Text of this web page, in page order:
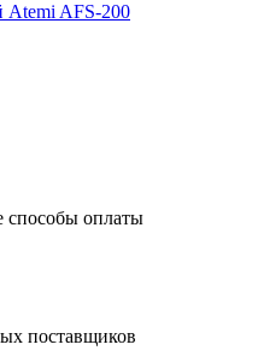
Atemi AFS-200
способы оплаты
поставщиков